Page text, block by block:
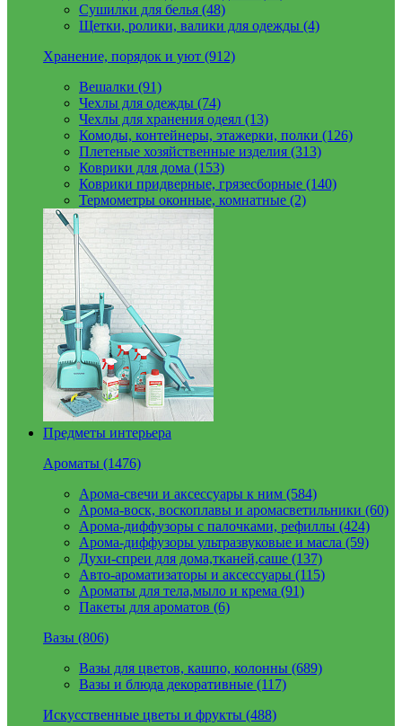
Сушилки для белья (48)
Щетки, ролики, валики для одежды (4)
Хранение, порядок и уют (912)
Вешалки (91)
Чехлы для одежды (74)
Чехлы для хранения одеял (13)
Комоды, контейнеры, этажерки, полки (126)
Плетеные хозяйственные изделия (313)
Коврики для дома (153)
Коврики придверные, грязесборные (140)
Термометры оконные, комнатные (2)
Предметы интерьера
Ароматы (1476)
Арома-свечи и аксессуары к ним (584)
Арома-воск, воскоплавы и аромасветильники (60)
Арома-диффузоры с палочками, рефиллы (424)
Арома-диффузоры ультразвуковые и масла (59)
Духи-спреи для дома,тканей,саше (137)
Авто-ароматизаторы и аксессуары (115)
Ароматы для тела,мыло и крема (91)
Пакеты для ароматов (6)
Вазы (806)
Вазы для цветов, кашпо, колонны (689)
Вазы и блюда декоративные (117)
Искусственные цветы и фрукты (488)